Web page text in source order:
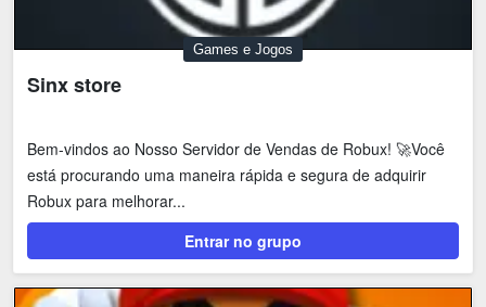
Games e Jogos
Sinx store
Bem-vindos ao Nosso Servidor de Vendas de Robux! 🚀Você
está procurando uma maneira rápida e segura de adquirir
Robux para melhorar...
Entrar no grupo